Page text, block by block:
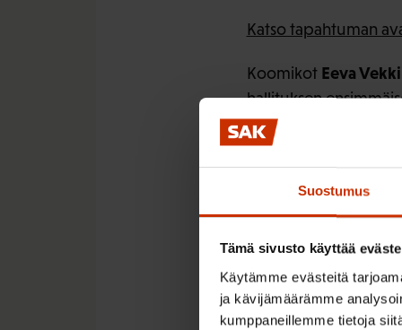
Suostumus
Tämä sivusto käyttää
Käytämme evästeitä
ja kävijämäärämme
kumppaneillemme tietoja
Katso tapahtuman
Koomikot Eeva Vekki
hallituksen
10.15
Katso Jarkko
Jarkko Eloranta,